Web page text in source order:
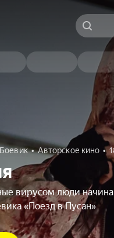
Боевик Авторское кино
вирусом люди
«Поезд в Пусан»